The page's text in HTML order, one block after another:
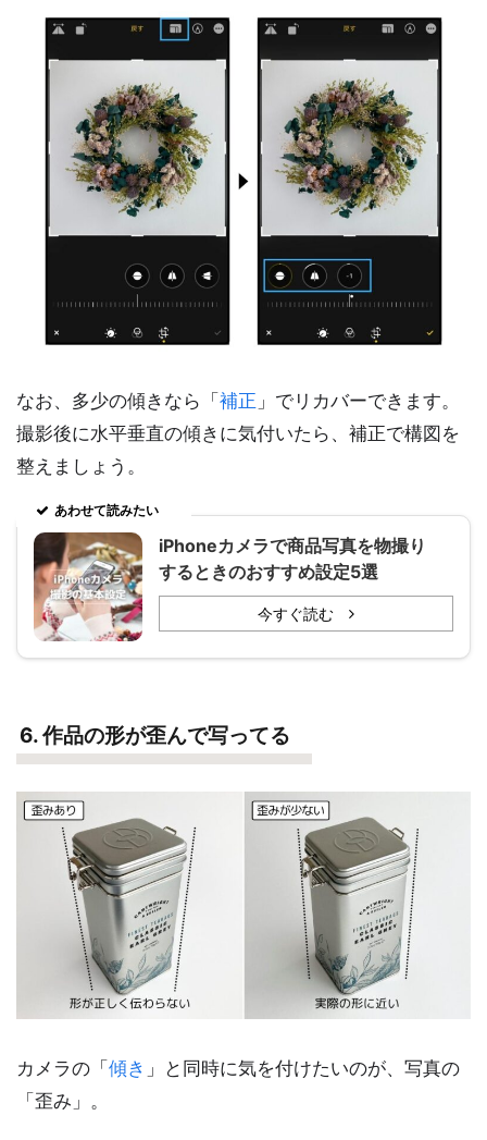
なお、多少の傾きなら「 補正 」でリカバーできます。
撮影後に水平垂直の傾きに気付いたら、補正で構図を
整えましょう。
あわせて読みたい
iPhoneカメラで商品写真を物撮り
するときのおすすめ設定5選
今すぐ読む
6. 作品の形が歪んで写ってる
カメラの「 傾き 」と同時に気を付けたいのが、写真の
「歪み」。